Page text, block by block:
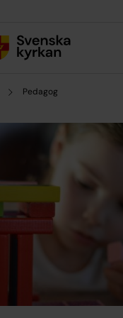
Pedagog